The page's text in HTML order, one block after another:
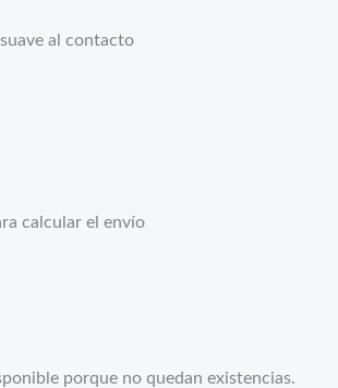
al contacto
calcular el envío
porque no quedan existencias.